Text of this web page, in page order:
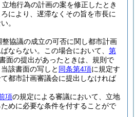
地行為の計画の案を修正したとき
により、遅滞なくその旨を市長に
。
協議の成立の可否に関し都市計画
ならない。
この場合において、 第
面の提出があったときは、規則で
該書面の写しと 同条第4項に規定す
都市計画審議会に提出しなければ
項の規定による審議において、立地
めに必要な条件を付することがで